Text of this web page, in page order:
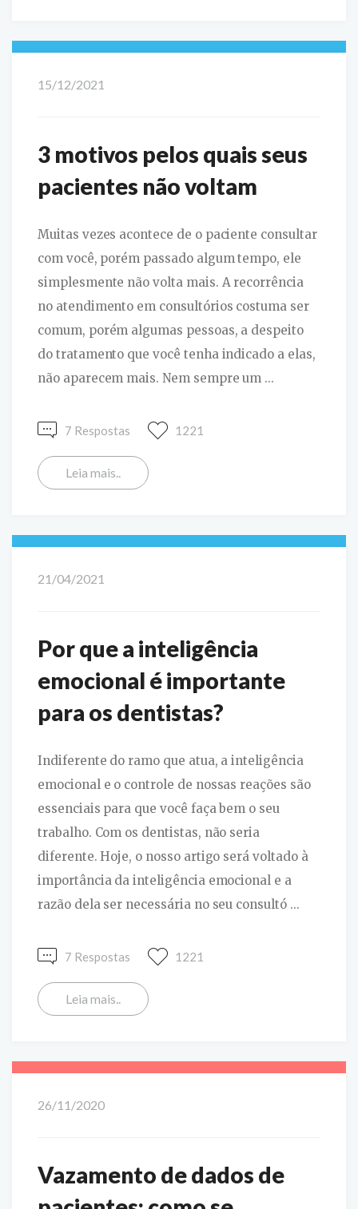
15/12/2021
3 motivos pelos quais seus
pacientes não voltam
Muitas vezes acontece de o paciente consultar
com você, porém passado algum tempo, ele
simplesmente não volta mais. A recorrência
no atendimento em consultórios costuma ser
comum, porém algumas pessoas, a despeito
do tratamento que você tenha indicado a elas,
não aparecem mais. Nem sempre um ...
7 Respostas 1221
Leia mais..
21/04/2021
Por que a inteligência
emocional é importante
para os dentistas?
Indiferente do ramo que atua, a inteligência
emocional e o controle de nossas reações são
essenciais para que você faça bem o seu
trabalho. Com os dentistas, não seria
diferente. Hoje, o nosso artigo será voltado à
importância da inteligência emocional e a
razão dela ser necessária no seu consultó ...
7 Respostas 1221
Leia mais..
26/11/2020
Vazamento de dados de